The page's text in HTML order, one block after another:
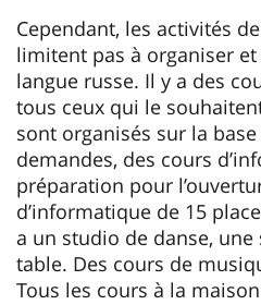
Cependant, les activités
limitent pas à organiser
langue russe. Il y a des
tous ceux qui le
sont organisés sur la
demandes, des cours
préparation pour
d’informatique de 15
a un studio de danse,
table. Des cours de
Tous les cours à la